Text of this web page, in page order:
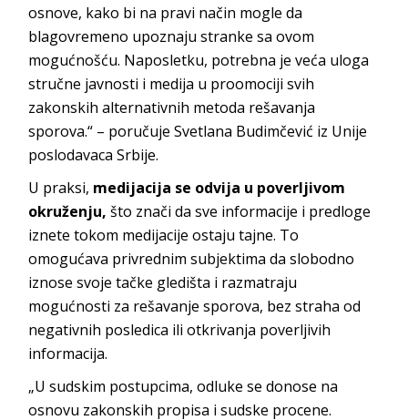
osnove, kako bi na pravi način mogle da
blagovremeno upoznaju stranke sa ovom
mogućnošću. Naposletku, potrebna je veća uloga
stručne javnosti i medija u proomociji svih
zakonskih alternativnih metoda rešavanja
sporova.“ – poručuje Svetlana Budimčević iz Unije
poslodavaca Srbije.
U praksi, medijacija se odvija u poverljivom
okruženju, što znači da sve informacije i predloge
iznete tokom medijacije ostaju tajne. To
omogućava privrednim subjektima da slobodno
iznose svoje tačke gledišta i razmatraju
mogućnosti za rešavanje sporova, bez straha od
negativnih posledica ili otkrivanja poverljivih
informacija.
„U sudskim postupcima, odluke se donose na
osnovu zakonskih propisa i sudske procene.